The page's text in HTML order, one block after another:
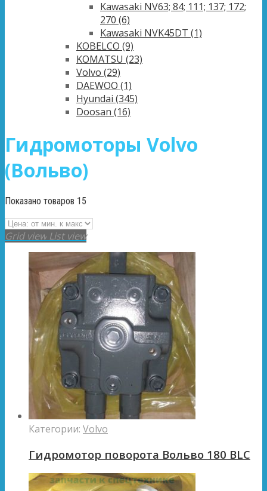
Kawasaki NV63; 84; 111; 137; 172;
270 (6)
Kawasaki NVK45DT (1)
KOBELCO (9)
KOMATSU (23)
Volvo (29)
DAEWOO (1)
Hyundai (345)
Doosan (16)
Гидромоторы Volvo
(Вольво)
Показано товаров 15
Grid view List view
Категории: Volvo
Гидромотор поворота Вольво 180 BLC